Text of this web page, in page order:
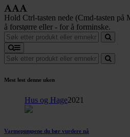
Hold Ctrl-tasten nede (Cmd-tasten
å forstørre eller - for å forminske.
Mest lest denne uken
Hus og Hage2021
Varmepumpene du bør vurdere nå